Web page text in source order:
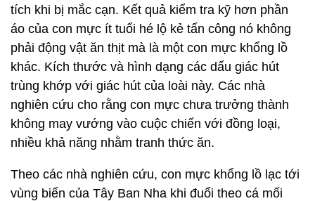
tích khi bị mắc cạn. Kết quả kiểm tra kỹ hơn phần
áo của con mực ít tuổi hé lộ kẻ tấn công nó không
phải động vật ăn thịt mà là một con mực khổng lồ
khác. Kích thước và hình dạng các dấu giác hút
trùng khớp với giác hút của loài này. Các nhà
nghiên cứu cho rằng con mực chưa trưởng thành
không may vướng vào cuộc chiến với đồng loại,
nhiều khả năng nhằm tranh thức ăn.
Theo các nhà nghiên cứu, con mực khổng lồ lạc tới
vùng biển của Tây Ban Nha khi đuổi theo cá mối